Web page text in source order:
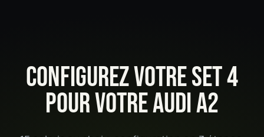
CONFIGUREZ VOTRE SET 4
POUR VOTRE AUDI A2